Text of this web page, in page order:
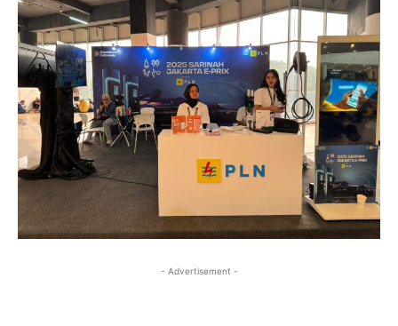
- Advertisement -